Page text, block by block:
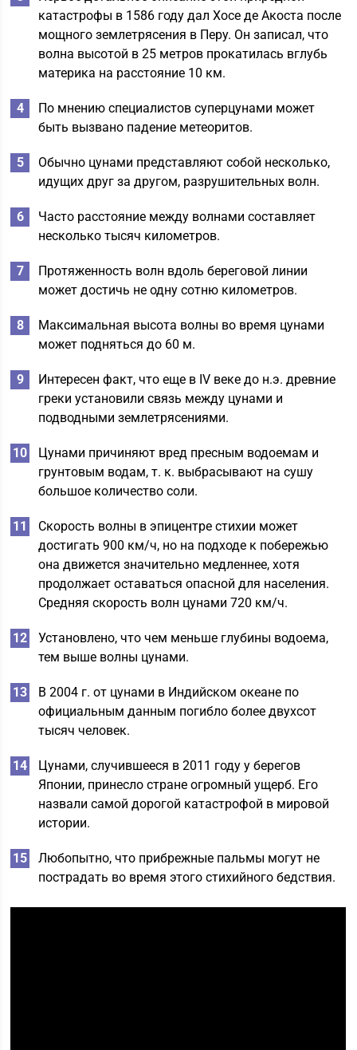
катастрофы в 1586 году дал Хосе де Акоста после
мощного землетрясения в Перу. Он записал, что
волна высотой в 25 метров прокатилась вглубь
материка на расстояние 10 км.
По мнению специалистов суперцунами может
быть вызвано падение метеоритов.
Обычно цунами представляют собой несколько,
идущих друг за другом, разрушительных волн.
Часто расстояние между волнами составляет
несколько тысяч километров.
Протяженность волн вдоль береговой линии
может достичь не одну сотню километров.
Максимальная высота волны во время цунами
может подняться до 60 м.
Интересен факт, что еще в IV веке до н.э. древние
греки установили связь между цунами и
подводными землетрясениями.
Цунами причиняют вред пресным водоемам и
грунтовым водам, т. к. выбрасывают на сушу
большое количество соли.
Скорость волны в эпицентре стихии может
достигать 900 км/ч, но на подходе к побережью
она движется значительно медленнее, хотя
продолжает оставаться опасной для населения.
Средняя скорость волн цунами 720 км/ч.
Установлено, что чем меньше глубины водоема,
тем выше волны цунами.
В 2004 г. от цунами в Индийском океане по
официальным данным погибло более двухсот
тысяч человек.
Цунами, случившееся в 2011 году у берегов
Японии, принесло стране огромный ущерб. Его
назвали самой дорогой катастрофой в мировой
истории.
Любопытно, что прибрежные пальмы могут не
пострадать во время этого стихийного бедствия.